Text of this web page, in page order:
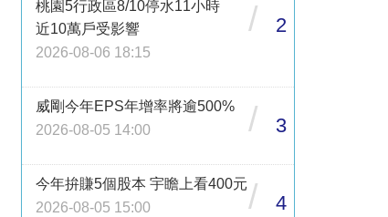
桃園5行政區8/10停水11小時
近10萬戶受影響
2026-08-06 18:15
/ 2
威剛今年EPS年增率將逾500%
2026-08-05 14:00
/ 3
今年拚賺5個股本 宇瞻上看400元
2026-08-05 15:00
/ 4